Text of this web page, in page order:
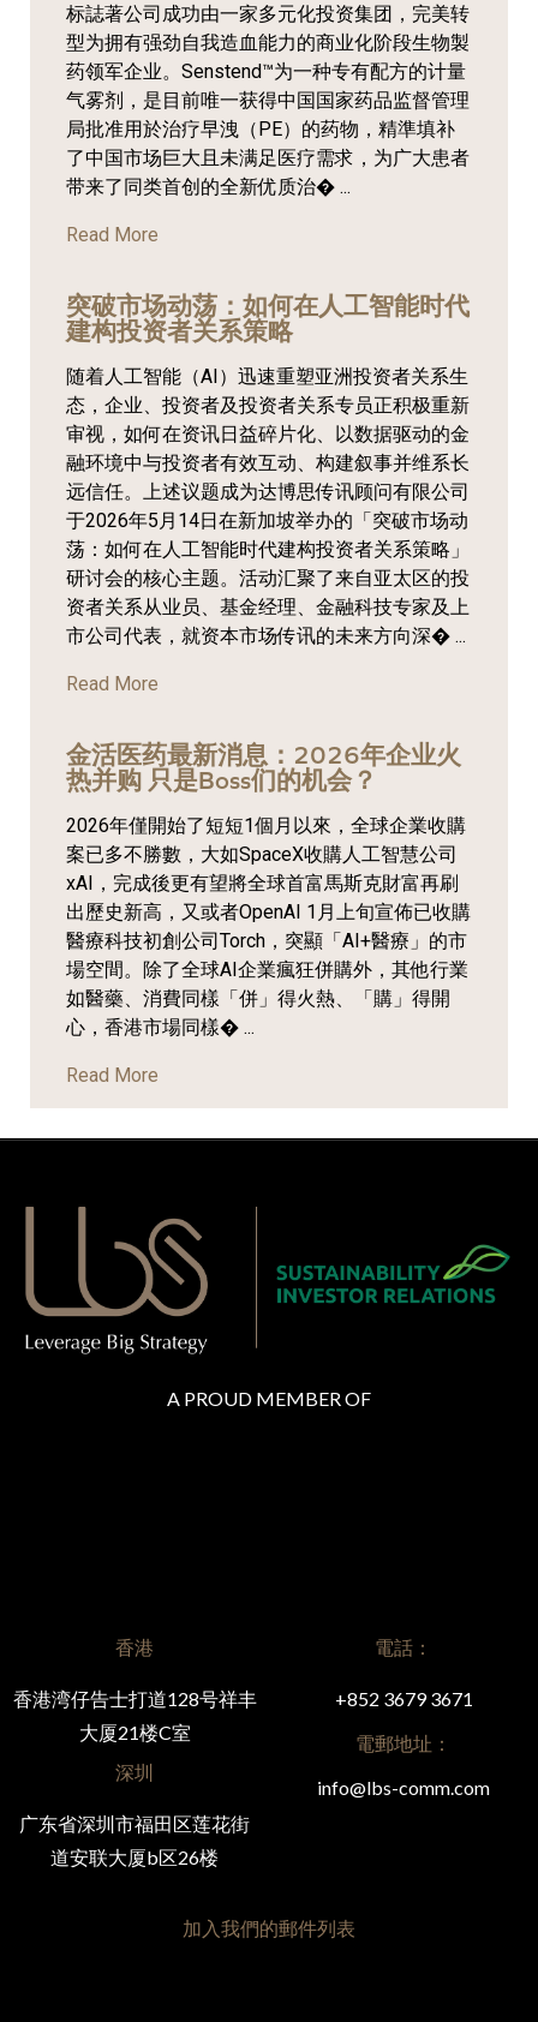
标誌著公司成功由一家多元化投资集团，完美转
型为拥有强劲自我造血能力的商业化阶段生物製
药领军企业。Senstend™为一种专有配方的计量
气雾剂，是目前唯一获得中国国家药品监督管理
局批准用於治疗早洩（PE）的药物，精準填补
了中国市场巨大且未满足医疗需求，为广大患者
带来了同类首创的全新优质治� ...
Read More
突破市场动荡：如何在人工智能时代
建构投资者关系策略
随着人工智能（AI）迅速重塑亚洲投资者关系生
态，企业、投资者及投资者关系专员正积极重新
审视，如何在资讯日益碎片化、以数据驱动的金
融环境中与投资者有效互动、构建叙事并维系长
远信任。上述议题成为达博思传讯顾问有限公司
于2026年5月14日在新加坡举办的「突破市场动
荡：如何在人工智能时代建构投资者关系策略」
研讨会的核心主题。活动汇聚了来自亚太区的投
资者关系从业员、基金经理、金融科技专家及上
市公司代表，就资本市场传讯的未来方向深� ...
Read More
金活医药最新消息：2026年企业火
热并购 只是Boss们的机会？
2026年僅開始了短短1個月以來，全球企業收購
案已多不勝數，大如SpaceX收購人工智慧公司
xAI，完成後更有望將全球首富馬斯克財富再刷
出歷史新高，又或者OpenAI 1月上旬宣佈已收購
醫療科技初創公司Torch，突顯「AI+醫療」的市
場空間。除了全球AI企業瘋狂併購外，其他行業
如醫藥、消費同樣「併」得火熱、「購」得開
心，香港市場同樣� ...
Read More
A PROUD MEMBER OF
香港
香港湾仔告士打道128号祥丰
大厦21楼C室
深圳
广东省深圳市福田区莲花街
道安联大厦b区26楼
電話：
+852 3679 3671
電郵地址：
info@lbs-comm.com
加入我們的郵件列表